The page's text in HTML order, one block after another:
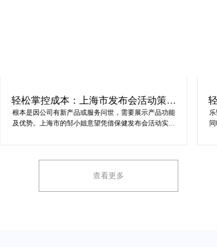
轻松掌控成本：上海市发布会活动策划
方案指南
根本是因公司有新产品或服务问世，需要展示产品功能
及优势。上海市的邹小姐意望凭借保健发布会活动实现
占有率。在策划时间里却遇到这些难题缺乏专业的产品
展示方案，以最大化媒体报道和消费者关注。
查看更多